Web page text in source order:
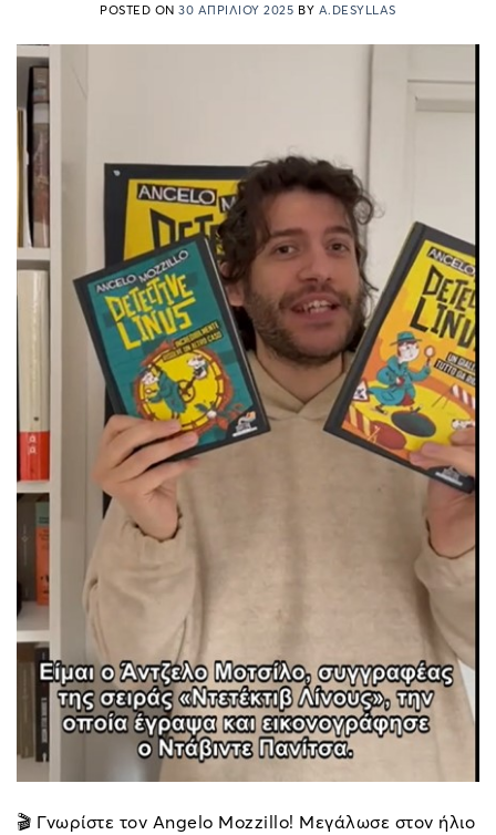
POSTED ON30 ΑΠΡΙΛΊΟΥ 2025 BY A.DESYLLAS
🎬 Γνωρίστε τον Angelo Mozzillo! Μεγάλωσε στον ήλιο